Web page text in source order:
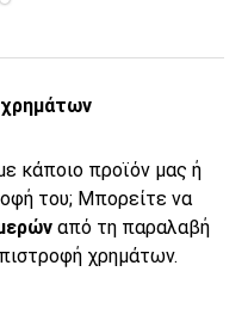
κάποιο προϊόν μας ή
του; Μπορείτε να
από τη παραλαβή
χρημάτων.